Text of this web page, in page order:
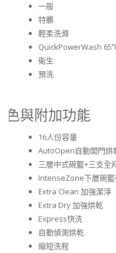
一般
特髒
輕柔洗滌
QuickPowerWash
衛生
預洗
色與附加功能
16人份容量
AutoOpen自動開門烘
三層中式碗籃+三支全
IntenseZone下層碗籃
Extra Clean 加強潔淨
Extra Dry 加強烘乾
Express快洗
自動偵測烘乾
縮短洗程